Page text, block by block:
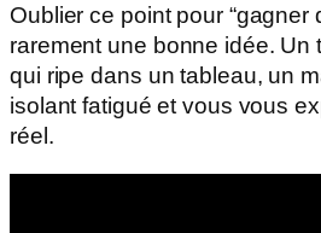
Oublier ce point pour “gagner
rarement une bonne idée. Un
qui ripe dans un tableau, un
isolant fatigué et vous vous
réel.